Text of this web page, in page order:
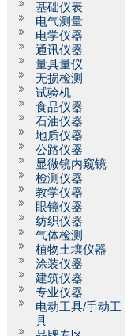
基础仪表
电气测量
电学仪器
通讯仪器
量具量仪
无损检测
试验机
食品仪器
石油仪器
地质仪器
公路仪器
显微镜内窥镜
检测仪器
教学仪器
眼镜仪器
纺织仪器
气体检测
植物土壤仪器
涂装仪器
建筑仪器
专业仪器
电动工具/手动工
具